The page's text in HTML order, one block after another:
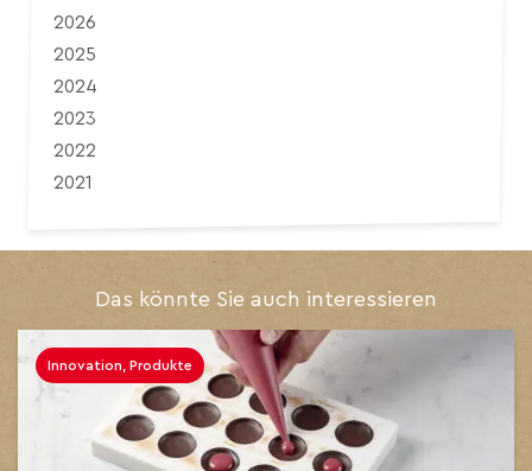
2026
2025
2024
2023
2022
2021
Das könnte Sie auch interessieren
Innovation, Produkte